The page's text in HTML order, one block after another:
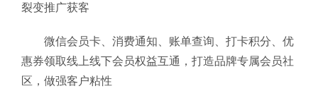
裂变推广获客
微信会员卡、消费通知、账单查询、打卡积分、优
惠券领取线上线下会员权益互通，打造品牌专属会员社
区，做强客户粘性